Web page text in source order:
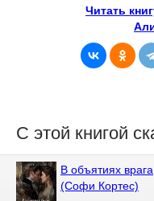
Читать
С этой книгой
В объятиях врага
(Софи Кортес)